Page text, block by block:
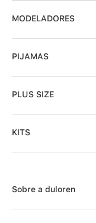
MODELADORES
PIJAMAS
PLUS SIZE
KITS
Sobre a duloren